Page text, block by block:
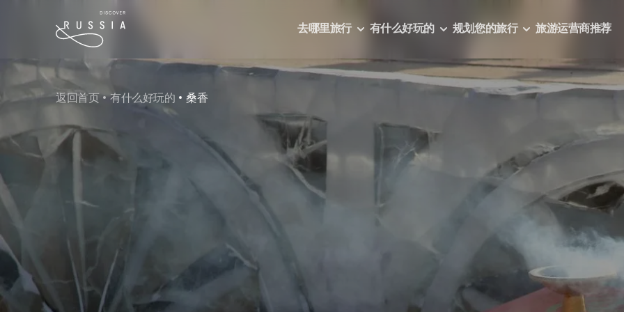
去哪里旅行 有什么好玩的 规划您的旅行 旅游运营商推荐
返回首页 有什么好玩的 桑香